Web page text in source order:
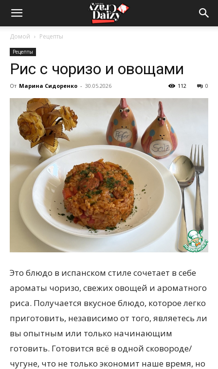
Crazy-
Daizy
сумашедшие
новости
всем
Домой Рецепты
Рецепты
Рис с чоризо и овощами
От Марина Сидоренко - 30.05.2026 0
112
Это блюдо в испанском стиле сочетает в себе
ароматы чоризо, свежих овощей и ароматного
риса. Получается вкусное блюдо, которое легко
приготовить, независимо от того, являетесь ли
вы опытным или только начинающим
готовить. Готовится всё в одной сковороде/
чугуне, что не только экономит наше время, но